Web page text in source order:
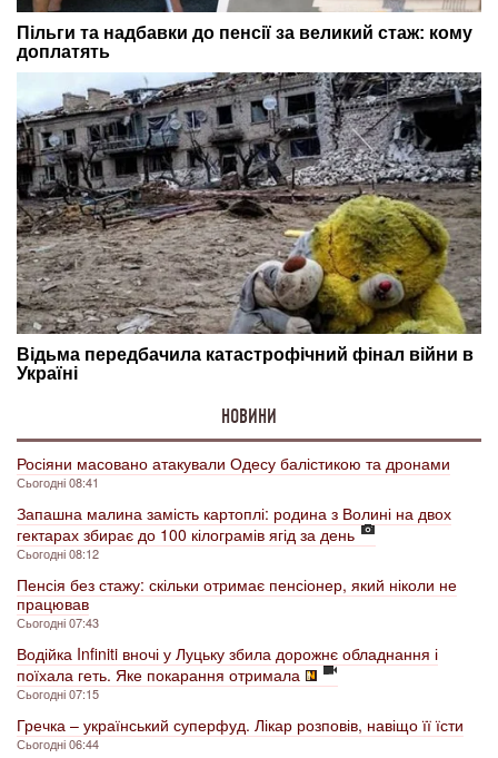
НОВИНИ
Росіяни масовано атакували Одесу балістикою та дронами
Сьогодні 08:41
Запашна малина замість картоплі: родина з Волині на двох
гектарах збирає до 100 кілограмів ягід за день
Сьогодні 08:12
Пенсія без стажу: скільки отримає пенсіонер, який ніколи не
працював
Сьогодні 07:43
Водійка Infiniti вночі у Луцьку збила дорожнє обладнання і
поїхала геть. Яке покарання отримала
Сьогодні 07:15
Гречка – український суперфуд. Лікар розповів, навіщо її їсти
Сьогодні 06:44